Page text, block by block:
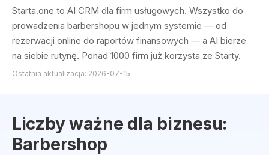
Starta.one to AI CRM dla firm usługowych. Wszystko do
prowadzenia barbershopu w jednym systemie — od
rezerwacji online do raportów finansowych — a AI bierze
na siebie rutynę. Ponad 1000 firm już korzysta ze Starty.
Ostatnia aktualizacja: 2026-07-15
Liczby ważne dla biznesu:
Barbershop